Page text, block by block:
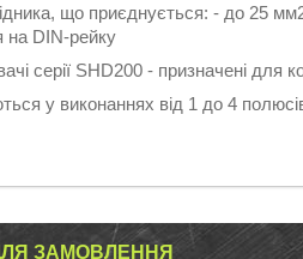
що приєднується: - до 25
на DIN-рейку
серії SHD200 - призначені для
у виконаннях від 1 до 4
ЗАМОВЛЕННЯ